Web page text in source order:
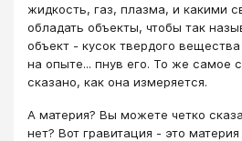
жидкость, газ, плазма, и какими
обладать объекты, чтобы так
объект - кусок твердого
на опыте... пнув его. То же самое
сказано, как она измеряется.
А материя? Вы можете четко
нет? Вот гравитация - это